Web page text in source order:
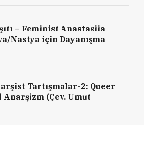
– Feminist Anastasiia
Nastya için Dayanışma
Tartışmalar-2: Queer
Anarşizm (Çev. Umut